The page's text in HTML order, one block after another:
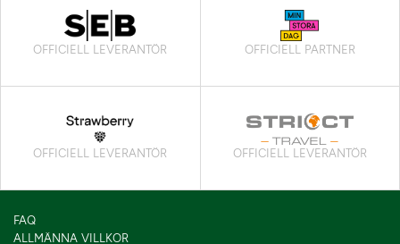
OFFICIELL LEVERANTÖR OFFICIELL PARTNER
OFFICIELL LEVERANTÖR OFFICIELL LEVERANTÖR
FAQ
ALLMÄNNA VILLKOR